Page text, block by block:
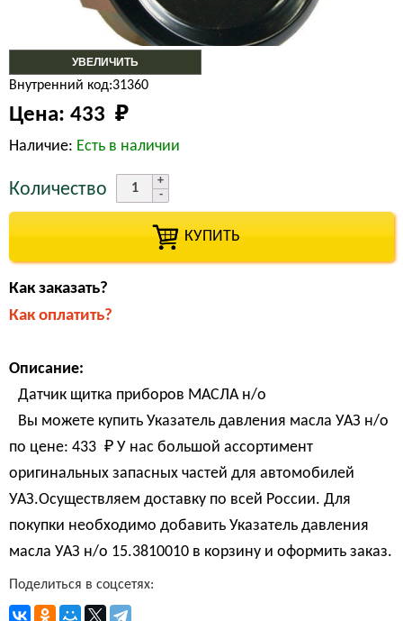
УВЕЛИЧИТЬ
Внутренний код:31360
Цена: 433 ₽
Наличие: Есть в наличии
Количество
КУПИТЬ
Как заказать?
Как оплатить?
Описание:
Датчик щитка приборов МАСЛА н/о
Вы можете купить Указатель давления масла УАЗ н/о
по цене: 433 ₽ У нас большой ассортимент
оригинальных запасных частей для автомобилей
УАЗ.Осуществляем доставку по всей России. Для
покупки необходимо добавить Указатель давления
масла УАЗ н/о 15.3810010 в корзину и оформить заказ.
Поделиться в соцсетях: